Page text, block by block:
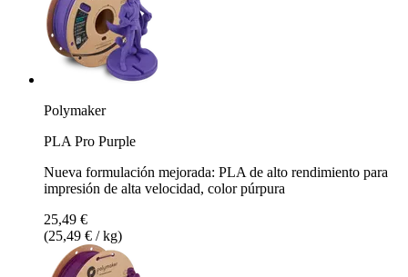
Polymaker
PLA Pro Purple
Nueva formulación mejorada: PLA de alto rendimiento para
impresión de alta velocidad, color púrpura
25,49 €
(25,49 € / kg)